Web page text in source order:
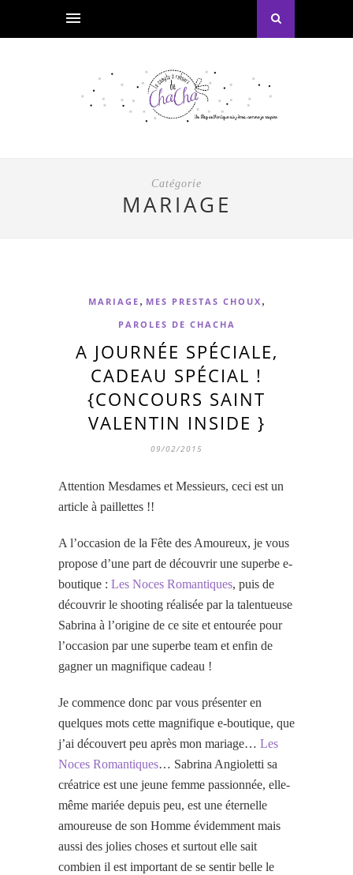
Catégorie
MARIAGE
MARIAGE , MES PRESTAS CHOUX ,
PAROLES DE CHACHA
A JOURNÉE SPÉCIALE,
CADEAU SPÉCIAL !
{CONCOURS SAINT
VALENTIN INSIDE }
09/02/2015
Attention Mesdames et Messieurs, ceci est un
article à paillettes !!
A l’occasion de la Fête des Amoureux, je vous
propose d’une part de découvrir une superbe e-
boutique : Les Noces Romantiques, puis de
découvrir le shooting réalisée par la talentueuse
Sabrina à l’origine de ce site et entourée pour
l’occasion par une superbe team et enfin de
gagner un magnifique cadeau !
Je commence donc par vous présenter en
quelques mots cette magnifique e-boutique, que
j’ai découvert peu après mon mariage… Les
Noces Romantiques… Sabrina Angioletti sa
créatrice est une jeune femme passionnée, elle-
même mariée depuis peu, est une éternelle
amoureuse de son Homme évidemment mais
aussi des jolies choses et surtout elle sait
combien il est important de se sentir belle le